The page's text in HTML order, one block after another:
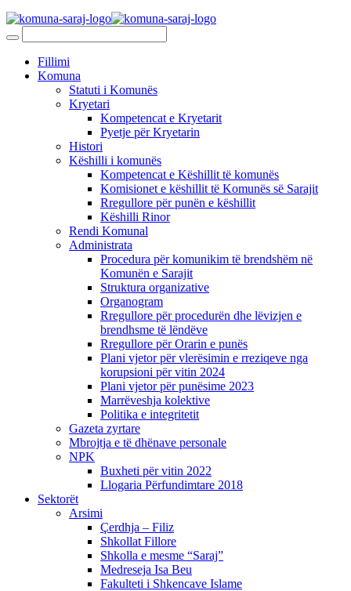
Fillimi
Komuna
Statuti i Komunës
Kryetari
Kompetencat e Kryetarit
Pyetje për Kryetarin
Histori
Këshilli i komunës
Kompetencat e Këshillit të komunës
Komisionet e këshillit të Komunës së Sarajit
Rregullore për punën e këshillit
Këshilli Rinor
Rendi Komunal
Administrata
Procedura për komunikim të brendshëm në
Komunën e Sarajit
Struktura organizative
Organogram
Rregullore për procedurën dhe lëvizjen e
brendhsme të lëndëve
Rregullore për Orarin e punës
Plani vjetor për vlerësimin e rreziqeve nga
korupsioni për vitin 2024
Plani vjetor për punësime 2023
Marrëveshja kolektive
Politika e integritetit
Gazeta zyrtare
Mbrojtja e të dhënave personale
NPK
Buxheti për vitin 2022
Llogaria Përfundimtare 2018
Sektorët
Arsimi
Çerdhja – Filiz
Shkollat Fillore
Shkolla e mesme “Saraj”
Medreseja Isa Beu
Fakulteti i Shkencave Islame